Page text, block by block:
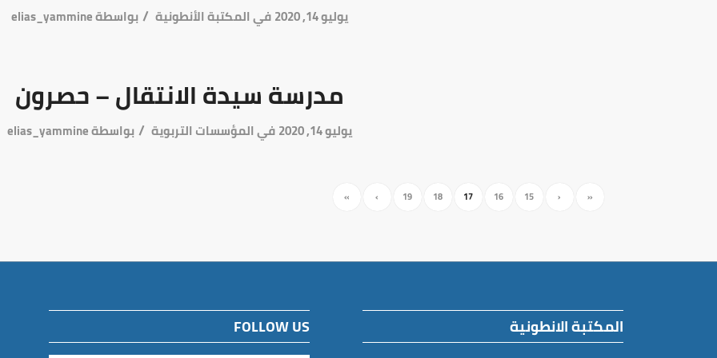
يوليو 14, 2020 فيالمكتبة الأنطونية /بواسطةelias_yammine
مدرسة سيدة الانتقال – حصرون
يوليو 14, 2020 فيالمؤسسات التربوية /بواسطةelias_yammine
«
‹
15
16
17
18
19
›
»
المكتبة الانطونية FOLLOW US